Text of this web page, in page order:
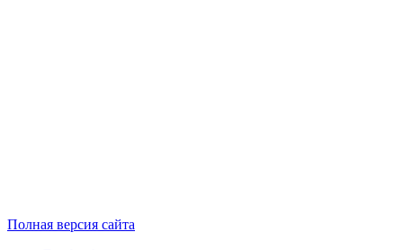
Полная версия сайта